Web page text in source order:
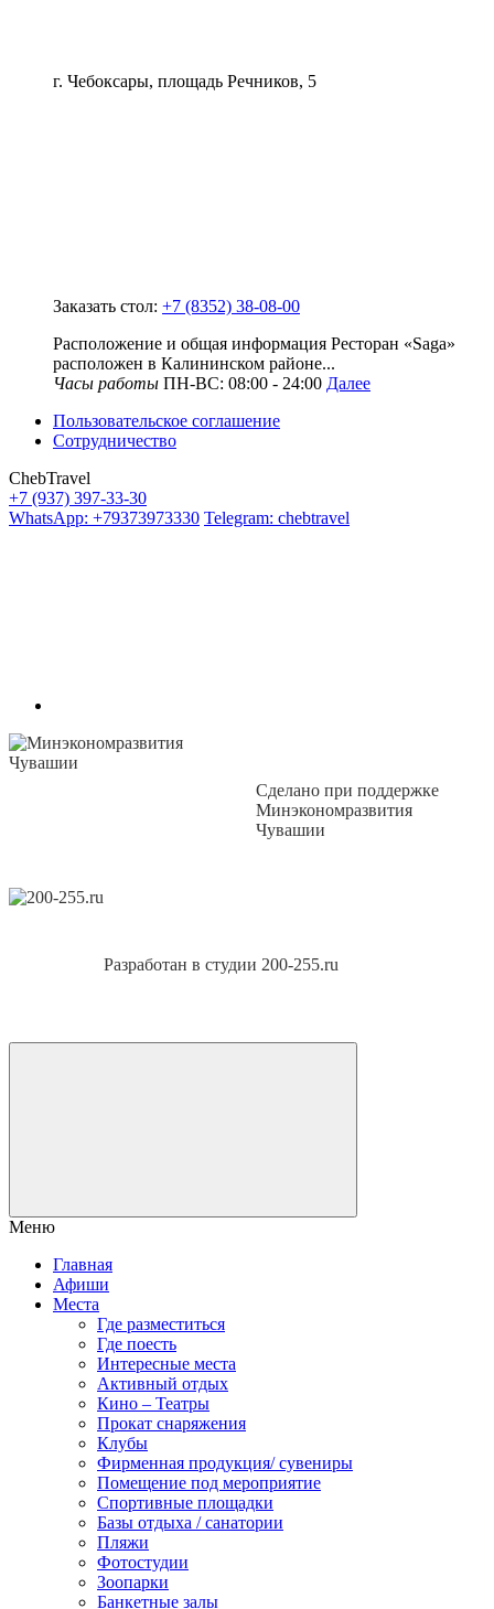
г. Чебоксары, площадь Речников, 5
Заказать стол: +7 (8352) 38-08-00
Расположение и общая информация Ресторан «Saga»
расположен в Калининском районе...
Часы работы ПН-ВС: 08:00 - 24:00 Далее
Пользовательское соглашение
Сотрудничество
ChebTravel
+7 (937) 397-33-30
WhatsApp: +79373973330 Telegram: chebtravel
Сделано при поддержке
Минэкономразвития
Чувашии
Разработан в студии 200-255.ru
Меню
Главная
Афиши
Места
Где разместиться
Где поесть
Интересные места
Активный отдых
Кино – Театры
Прокат снаряжения
Клубы
Фирменная продукция/ сувениры
Помещение под мероприятие
Спортивные площадки
Базы отдыха / санатории
Пляжи
Фотостудии
Зоопарки
Банкетные залы